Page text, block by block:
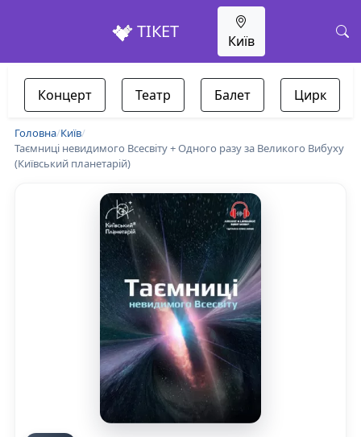
ТІКЕТ Київ
Концерт Театр Балет Цирк
Головна/Київ/
Таємниці невидимого Всесвіту + Одного разу за Великого Вибуху
(Київський планетарій)